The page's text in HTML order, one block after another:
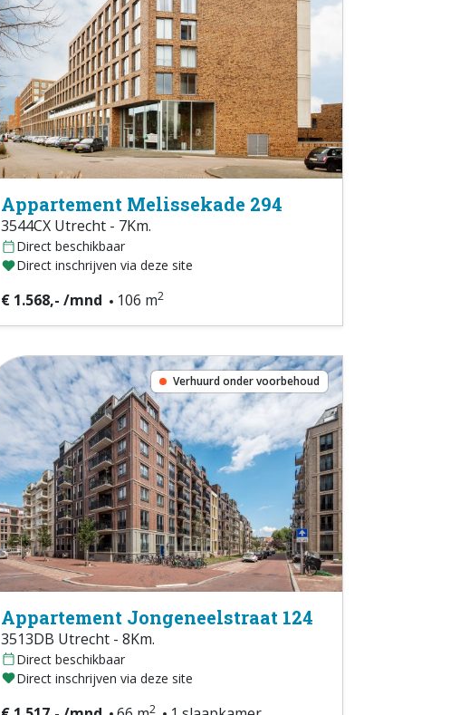
Appartement Melissekade 294
3544CX Utrecht - 7Km.
Direct beschikbaar
Direct inschrijven via deze site
€ 1.568,- /mnd 106 m2
Verhuurd onder voorbehoud
Appartement Jongeneelstraat 124
3513DB Utrecht - 8Km.
Direct beschikbaar
Direct inschrijven via deze site
2